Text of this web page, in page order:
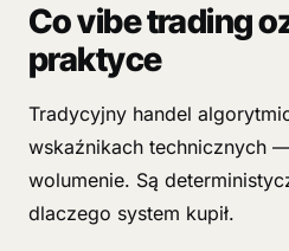
Co vibe trading
praktyce
Tradycyjny handel
wskaźnikach technicznych
wolumenie. Są
dlaczego system kupił.